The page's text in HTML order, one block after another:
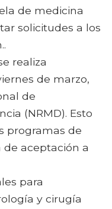
de medicina
solicitudes a los
realiza
de marzo,
de
(NRMD). Esto
programas de
aceptación a
para
y cirugía